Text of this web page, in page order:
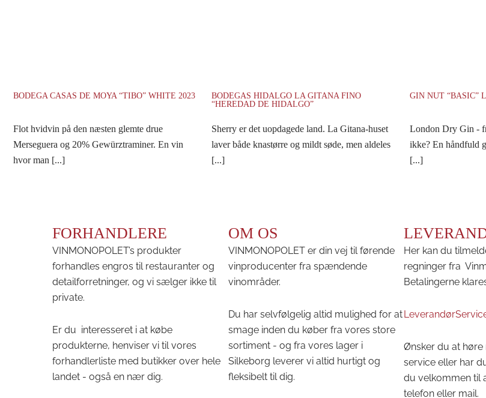
BODEGA CASAS DE MOYA “TIBO” WHITE 2023
Flot hvidvin på den næsten glemte drue
Merseguera og 20% Gewürztraminer. En vin
hvor man [...]
BODEGAS HIDALGO LA GITANA FINO
“HEREDAD DE HIDALGO”
Sherry er det uopdagede land. La Gitana-huset
laver både knastørre og mildt søde, men aldeles
[...]
GIN NUT “BASIC”
London Dry Gin -
ikke? En håndfuld
[...]
FORHANDLERE
VINMONOPOLET’s produkter
forhandles engros til restauranter og
detailforretninger, og vi sælger ikke til
private.
Er du interesseret i at købe
produkterne, henviser vi til vores
forhandlerliste med butikker over hele
landet - også en nær dig.
OM OS
VINMONOPOLET er din vej til førende
vinproducenter fra spændende
vinområder.
Du har selvfølgelig altid mulighed for at
smage inden du køber fra vores store
sortiment - og fra vores lager i
Silkeborg leverer vi altid hurtigt og
fleksibelt til dig.
Her kan du
regninger fra
Betalingerne
Ønsker du at
service eller har
du velkommen til
telefon eller mail.